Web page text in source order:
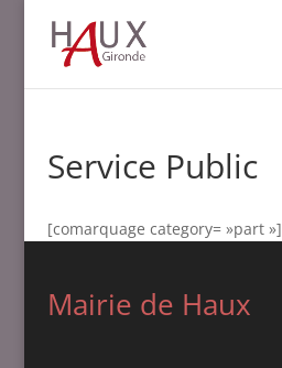
Service Public
[comarquage category= »part »]
Mairie de Haux